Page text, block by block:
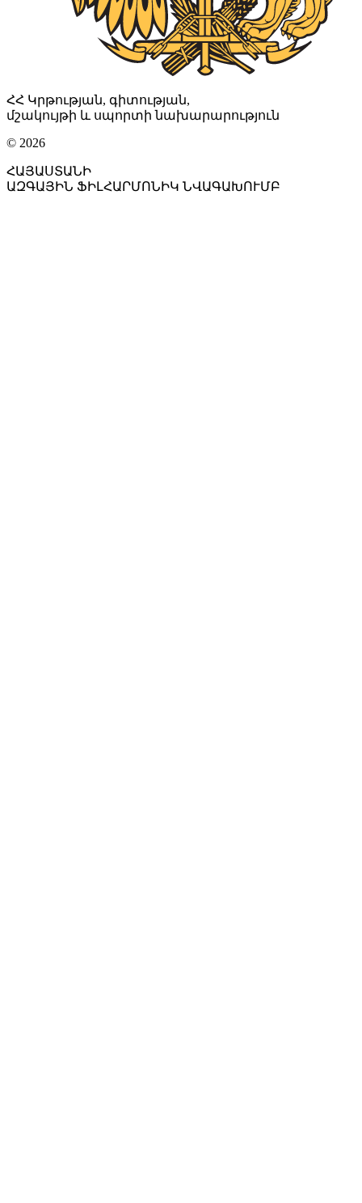
ՀՀ Կրթության, գիտության,
մշակույթի և սպորտի նախարարություն
© 2026
ՀԱՅԱՍՏԱՆԻ
ԱԶԳԱՅԻՆ ՖԻԼՀԱՐՄՈՆԻԿ ՆՎԱԳԱԽՈՒՄԲ